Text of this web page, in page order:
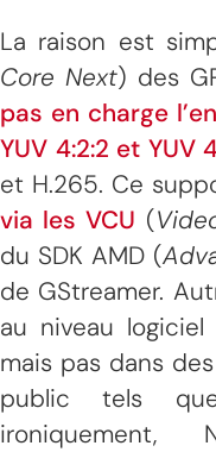
La raison est
Core Next) des
pas en charge
YUV 4:2:2 et YUV
et H.265. Ce
via les VCU (
du SDK AMD (
de GStreamer.
au niveau
mais pas dans
public tels
ironiquement,